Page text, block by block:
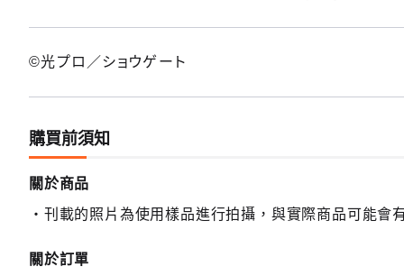
©光プロ／ショウゲート
購買前須知
關於商品
刊載的照片為使用樣品進行拍攝，與實際商品可能會
關於訂單